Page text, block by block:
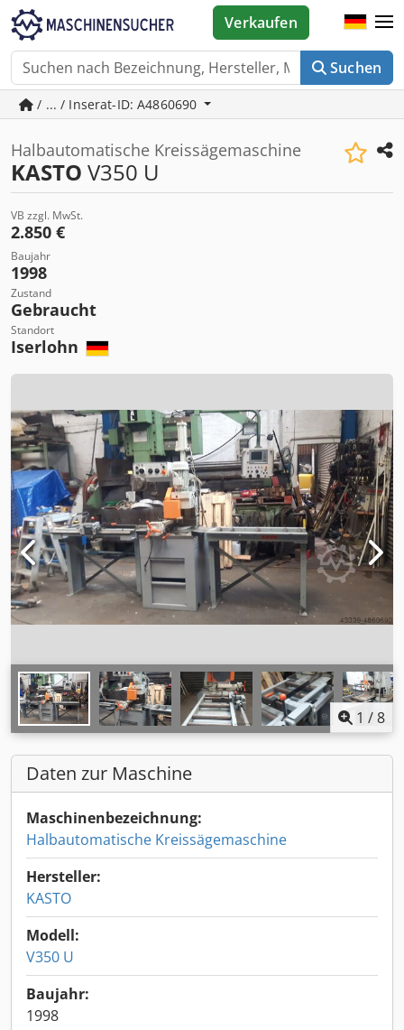
Suchen
Verkaufen
/ ... / Inserat-ID: A4860690
Halbautomatische Kreissägemaschine
KASTO V350 U
VB zzgl. MwSt.
2.850 €
Baujahr
1998
Zustand
Gebraucht
Standort
Iserlohn
1 /8
Daten zur Maschine
Maschinenbezeichnung:
Halbautomatische Kreissägemaschine
Hersteller:
KASTO
Modell:
V350 U
Baujahr:
1998